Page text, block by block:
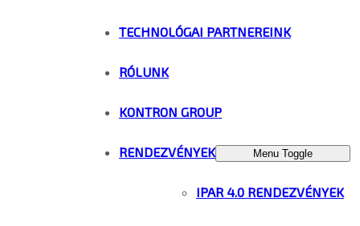
TECHNOLÓGAI PARTNEREINK
RÓLUNK
KONTRON GROUP
RENDEZVÉNYEK Menu Toggle
IPAR 4.0 RENDEZVÉNYEK